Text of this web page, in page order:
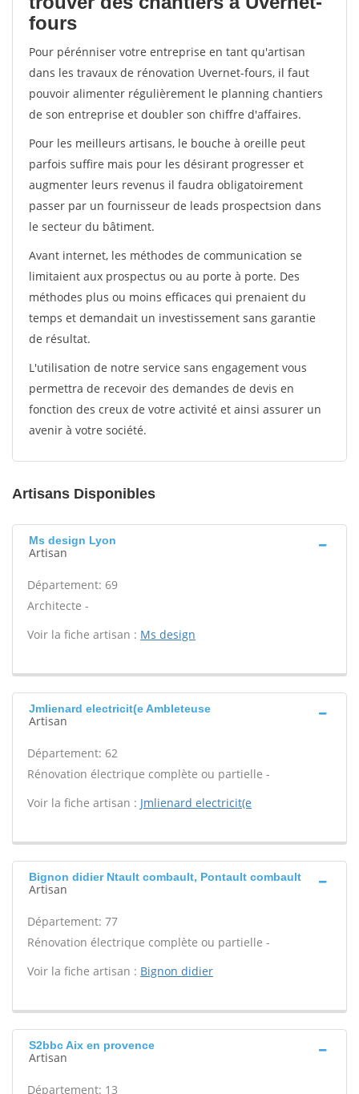
fours
Pour pérénniser votre entreprise en tant qu'artisan
dans les travaux de rénovation Uvernet-fours, il faut
pouvoir alimenter régulièrement le planning chantiers
de son entreprise et doubler son chiffre d'affaires.
Pour les meilleurs artisans, le bouche à oreille peut
parfois suffire mais pour les désirant progresser et
augmenter leurs revenus il faudra obligatoirement
passer par un fournisseur de leads prospectsion dans
le secteur du bâtiment.
Avant internet, les méthodes de communication se
limitaient aux prospectus ou au porte à porte. Des
méthodes plus ou moins efficaces qui prenaient du
temps et demandait un investissement sans garantie
de résultat.
L'utilisation de notre service sans engagement vous
permettra de recevoir des demandes de devis en
fonction des creux de votre activité et ainsi assurer un
avenir à votre société.
Artisans Disponibles
Ms design Lyon
Artisan
Département: 69
Architecte -
Voir la fiche artisan : Ms design
Jmlienard electricit(e Ambleteuse
Artisan
Département: 62
Rénovation électrique complète ou partielle -
Voir la fiche artisan : Jmlienard electricit(e
Bignon didier Ntault combault, Pontault combault
Artisan
Département: 77
Rénovation électrique complète ou partielle -
Voir la fiche artisan : Bignon didier
S2bbc Aix en provence
Artisan
Département: 13